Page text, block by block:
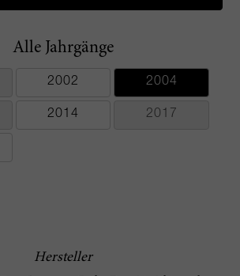
Alle Jahrgänge
2002 2004
2014 2017
Hersteller